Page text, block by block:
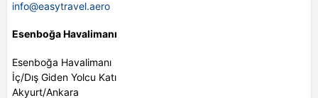
info@easytravel.aero
Esenboğa Havalimanı
Esenboğa Havalimanı
İç/Dış Giden Yolcu Katı
Akyurt/Ankara